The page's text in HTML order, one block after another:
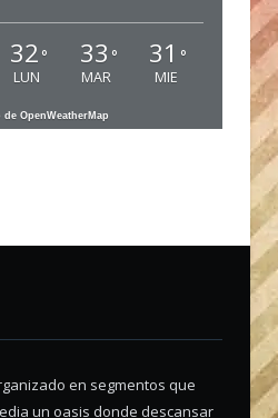
32 °
LUN
33 °
MAR
31 °
MIE
de OpenWeatherMap
en segmentos que
un oasis donde descansar